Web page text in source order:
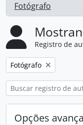
Fotógrafo
, 1 resultados
Registro de
Remover filtro:
Fotógrafo
Opções